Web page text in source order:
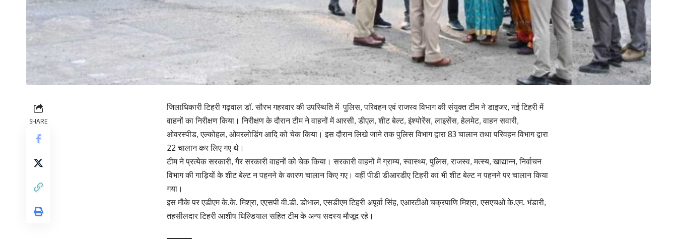
SHARE
जिलाधिकारी टिहरी गढ़वाल डॉ. सौरभ गहरवार की उपस्थिति में पुलिस, परिवहन एवं राजस्व विभाग की संयुक्त टीम ने डाइजर, नई टिहरी में
वाहनों का निरीक्षण किया। निरीक्षण के दौरान टीम ने वाहनों में आरसी, डीएल, शीट बेल्ट, इंश्योरेंस, लाइसेंस, हेलमेट, वाहन सवारी,
ओवरस्पीड, एल्कोहल, ओवरलोडिंग आदि को चेक किया। इस दौरान लिखे जाने तक पुलिस विभाग द्वारा 83 चालान तथा परिवहन विभाग द्वारा
22 चालान कर लिए गए थे।
टीम ने प्रत्येक सरकारी, गैर सरकारी वाहनों को चेक किया। सरकारी वाहनों में ग्राम्य, स्वास्थ्य, पुलिस, राजस्व, मत्स्य, खाद्यान्न, निर्वाचन
विभाग की गाड़ियों के शीट बेल्ट न पहनने के कारण चालान किए गए। वहीं पीडी डीआरडीए टिहरी का भी शीट बेल्ट न पहनने पर चालान किया
गया।
इस मौके पर एडीएम के.के. मिश्रा, एएसपी वी.डी. डोभाल, एसडीएम टिहरी अपूर्वा सिंह, एआरटीओ चक्रपाणि मिश्रा, एसएचओ के.एम. भंडारी,
तहसीलदार टिहरी आशीष घिल्डियाल सहित टीम के अन्य सदस्य मौजूद रहे।